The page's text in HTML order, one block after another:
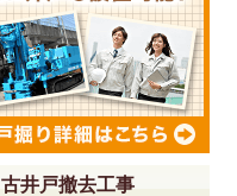
古井戸撤去工事